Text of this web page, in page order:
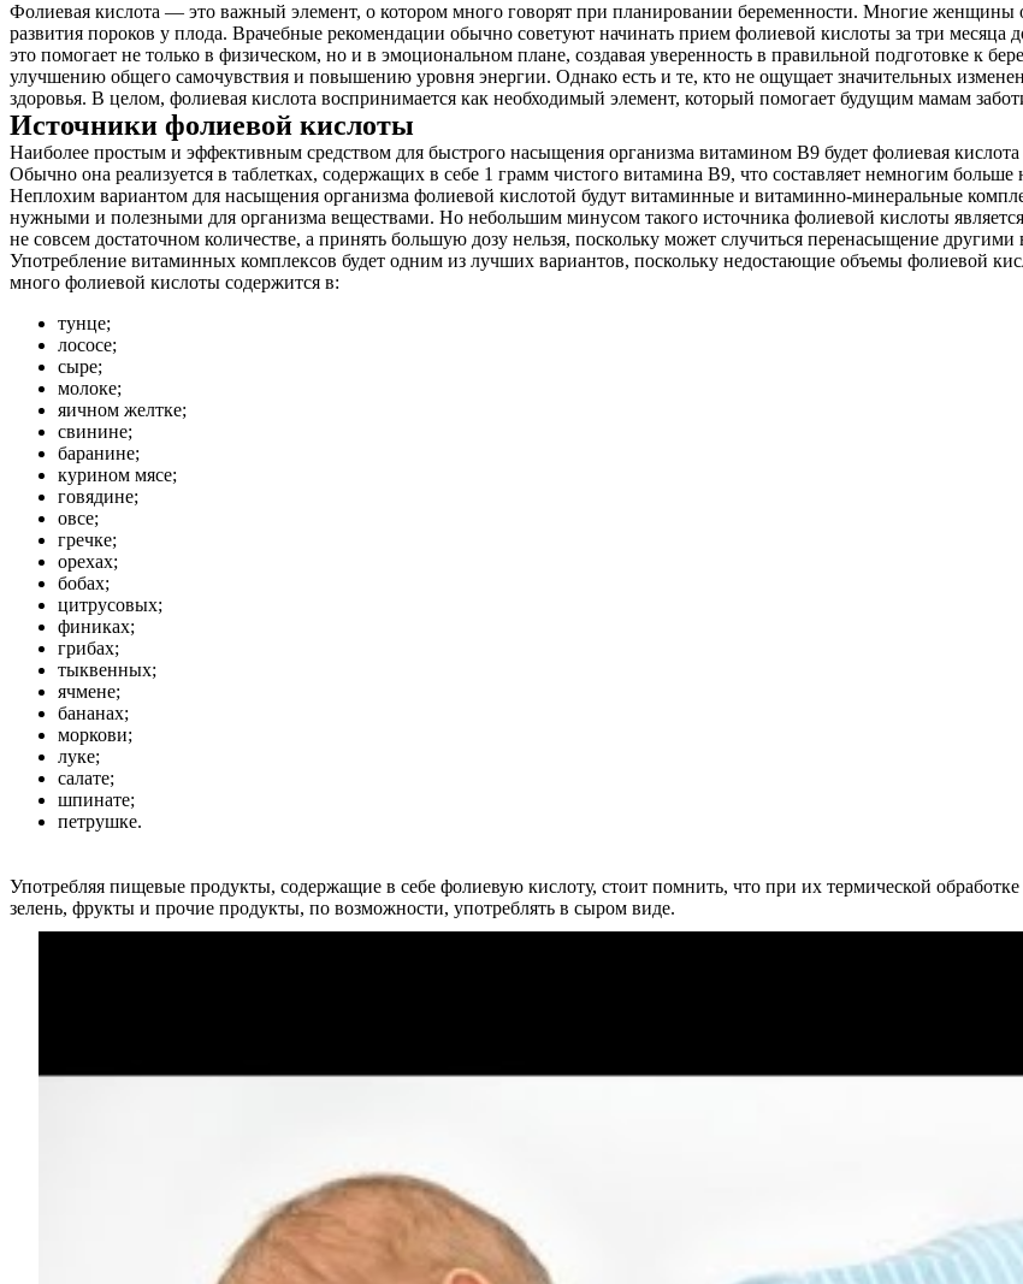
Фолиевая кислота — это важный элемент, о котором много говорят при планировании беременности. Многие женщины
развития пороков у плода. Врачебные рекомендации обычно советуют начинать прием фолиевой кислоты за три
это помогает не только в физическом, но и в эмоциональном плане, создавая уверенность в правильной подготовке к
улучшению общего самочувствия и повышению уровня энергии. Однако есть и те, кто не ощущает значительных
здоровья. В целом, фолиевая кислота воспринимается как необходимый элемент, который помогает будущим мамам
Источники фолиевой кислоты
Наиболее простым и эффективным средством для быстрого насыщения организма витамином В9 будет фолиевая
Обычно она реализуется в таблетках, содержащих в себе 1 грамм чистого витамина В9, что составляет немногим
Неплохим вариантом для насыщения организма фолиевой кислотой будут витаминные и витаминно-минеральные
нужными и полезными для организма веществами. Но небольшим минусом такого источника фолиевой кислоты
не совсем достаточном количестве, а принять большую дозу нельзя, поскольку может случиться перенасыщение
Употребление витаминных комплексов будет одним из лучших вариантов, поскольку недостающие объемы фолиевой
много фолиевой кислоты содержится в:
тунце;
лососе;
сыре;
молоке;
яичном желтке;
свинине;
баранине;
курином мясе;
говядине;
овсе;
гречке;
орехах;
бобах;
цитрусовых;
финиках;
грибах;
тыквенных;
ячмене;
бананах;
моркови;
луке;
салате;
шпинате;
петрушке.
Употребляя пищевые продукты, содержащие в себе фолиевую кислоту, стоит помнить, что при их термической
зелень, фрукты и прочие продукты, по возможности, употреблять в сыром виде.